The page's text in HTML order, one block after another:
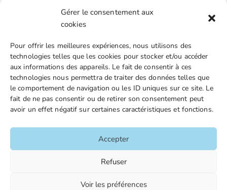
Gérer le consentement aux
cookies
Pour offrir les meilleures expériences, nous utilisons des
technologies telles que les cookies pour stocker et/ou accéder
aux informations des appareils. Le fait de consentir à ces
technologies nous permettra de traiter des données telles que
le comportement de navigation ou les ID uniques sur ce site. Le
fait de ne pas consentir ou de retirer son consentement peut
avoir un effet négatif sur certaines caractéristiques et fonctions.
Accepter
Refuser
Voir les préférences
Boutique en ligne
Nos partenaires
Gestion des cookies
FGTA-FO / 15 avenue Victor Hugo – 92170 Vanves / 01 86
Accueil
Contacts
Mentions légales